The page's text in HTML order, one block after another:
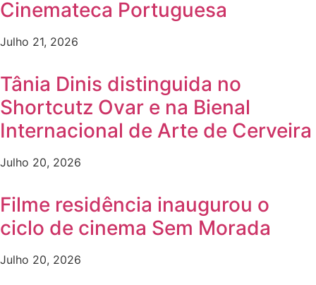
Cinemateca Portuguesa
Julho 21, 2026
Tânia Dinis distinguida no
Shortcutz Ovar e na Bienal
Internacional de Arte de Cerveira
Julho 20, 2026
Filme residência inaugurou o
ciclo de cinema Sem Morada
Julho 20, 2026